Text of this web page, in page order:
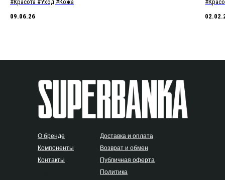
#Красота #Уход #Кожа
09.06.26
О бренде
Компоненты
Контакты
Доставка и оплата
Возврат и обмен
Публичная оферта
Политика